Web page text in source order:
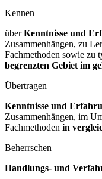
Kennen
überKenntnisse und
Zusammenhängen, zu
Fachmethoden sowie zu
begrenzten Gebiet im
Übertragen
Kenntnisse und
Zusammenhängen, im
Fachmethoden in
Beherrschen
Handlungs- und